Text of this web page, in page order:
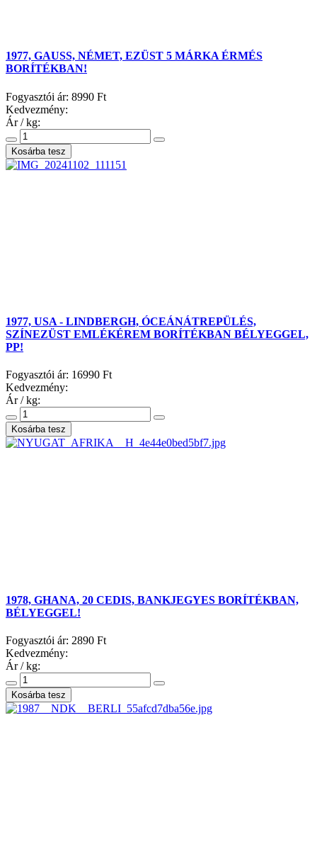
1977, GAUSS, NÉMET, EZÜST 5 MÁRKA ÉRMÉS
BORÍTÉKBAN!
Fogyasztói ár: 8990 Ft
Kedvezmény:
Ár / kg:
1977, USA - LINDBERGH, ÓCEÁNÁTREPÜLÉS,
SZÍNEZÜST EMLÉKÉREM BORÍTÉKBAN BÉLYEGGEL,
PP!
Fogyasztói ár: 16990 Ft
Kedvezmény:
Ár / kg:
1978, GHANA, 20 CEDIS, BANKJEGYES BORÍTÉKBAN,
BÉLYEGGEL!
Fogyasztói ár: 2890 Ft
Kedvezmény:
Ár / kg: